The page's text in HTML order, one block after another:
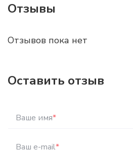
Отзывы
Отзывов пока нет
Оставить отзыв
Ваше имя*
Ваш e-mail*